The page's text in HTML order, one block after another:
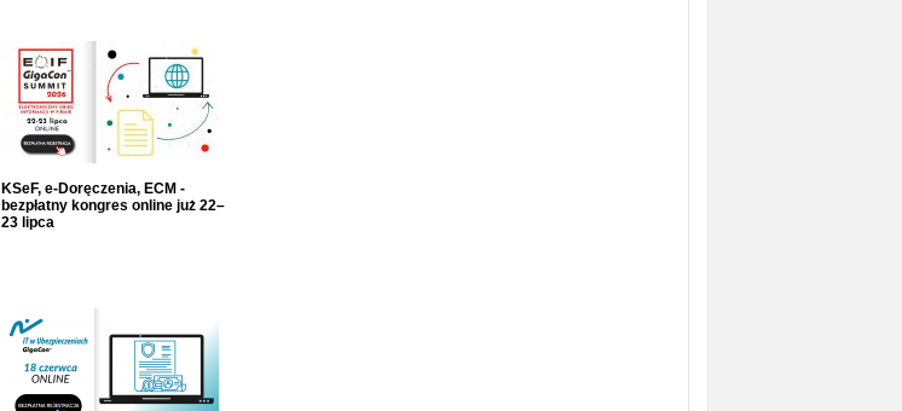
KSeF, e-Doręczenia, ECM -
bezpłatny kongres online już 22–
23 lipca